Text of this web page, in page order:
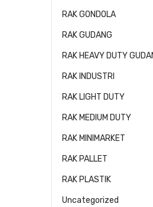
RAK GONDOLA
RAK GUDANG
RAK HEAVY DUTY
RAK INDUSTRI
RAK LIGHT DUTY
RAK MEDIUM DUTY
RAK MINIMARKET
RAK PALLET
RAK PLASTIK
Uncategorized